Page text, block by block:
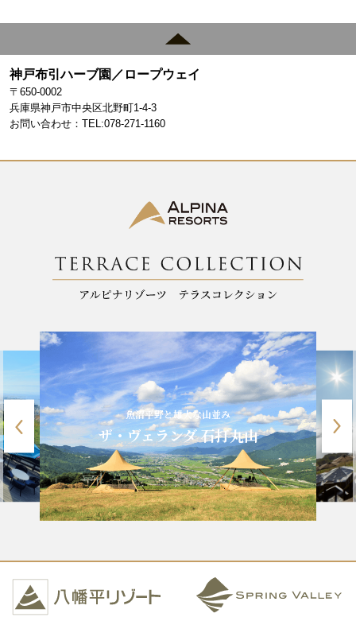
e
k
gr
神戸布引ハーブ園／ロープウェイ
〒650-0002
兵庫県神戸市中央区北野町1-4-3
お問い合わせ：TEL:078-271-1160
魚沼平野と雄大な山並み
ザ・ヴェランダ 石打丸山